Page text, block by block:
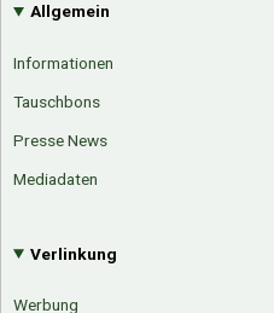
Allgemein
Informationen
Tauschbons
Presse News
Mediadaten
Verlinkung
Werbung